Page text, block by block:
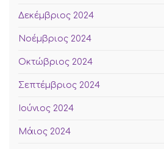
Δεκέμβριος 2024
Νοέμβριος 2024
Οκτώβριος 2024
Σεπτέμβριος 2024
Ιούνιος 2024
Μάιος 2024